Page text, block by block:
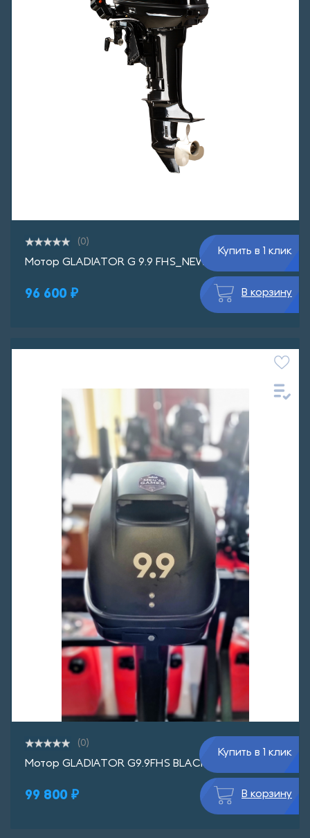
(0)
Мотор GLADIATOR G 9.9 FHS_NEW
96 600 ₽
Купить в 1 клик
В корзину
(0)
Мотор GLADIATOR G9.9FHS BLACKLINE
99 800 ₽
Купить в 1 клик
В корзину